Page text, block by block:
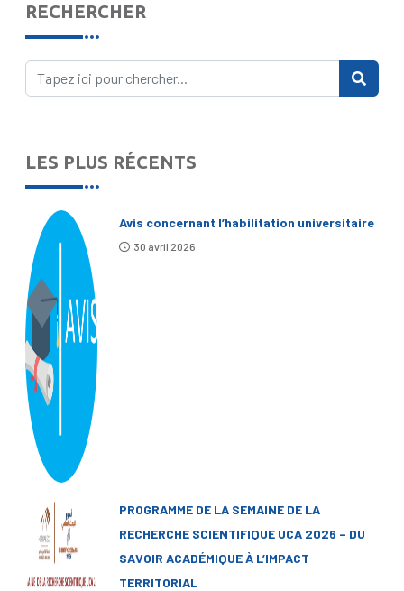
RECHERCHER
LES PLUS RÉCENTS
Avis concernant l’habilitation universitaire
30 avril 2026
PROGRAMME DE LA SEMAINE DE LA
RECHERCHE SCIENTIFIQUE UCA 2026 – DU
SAVOIR ACADÉMIQUE À L’IMPACT
TERRITORIAL